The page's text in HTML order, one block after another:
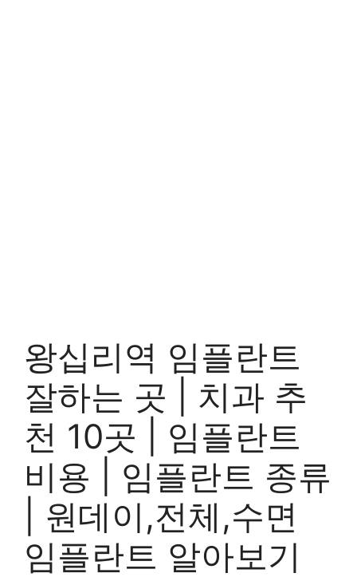
왕십리역 임플란트
잘하는 곳 | 치과 추
천 10곳 | 임플란트
비용 | 임플란트 종류
| 원데이,전체,수면
임플란트 알아보기